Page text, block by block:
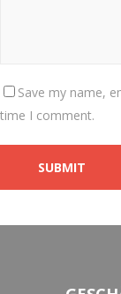
Save my name,
time I comment.